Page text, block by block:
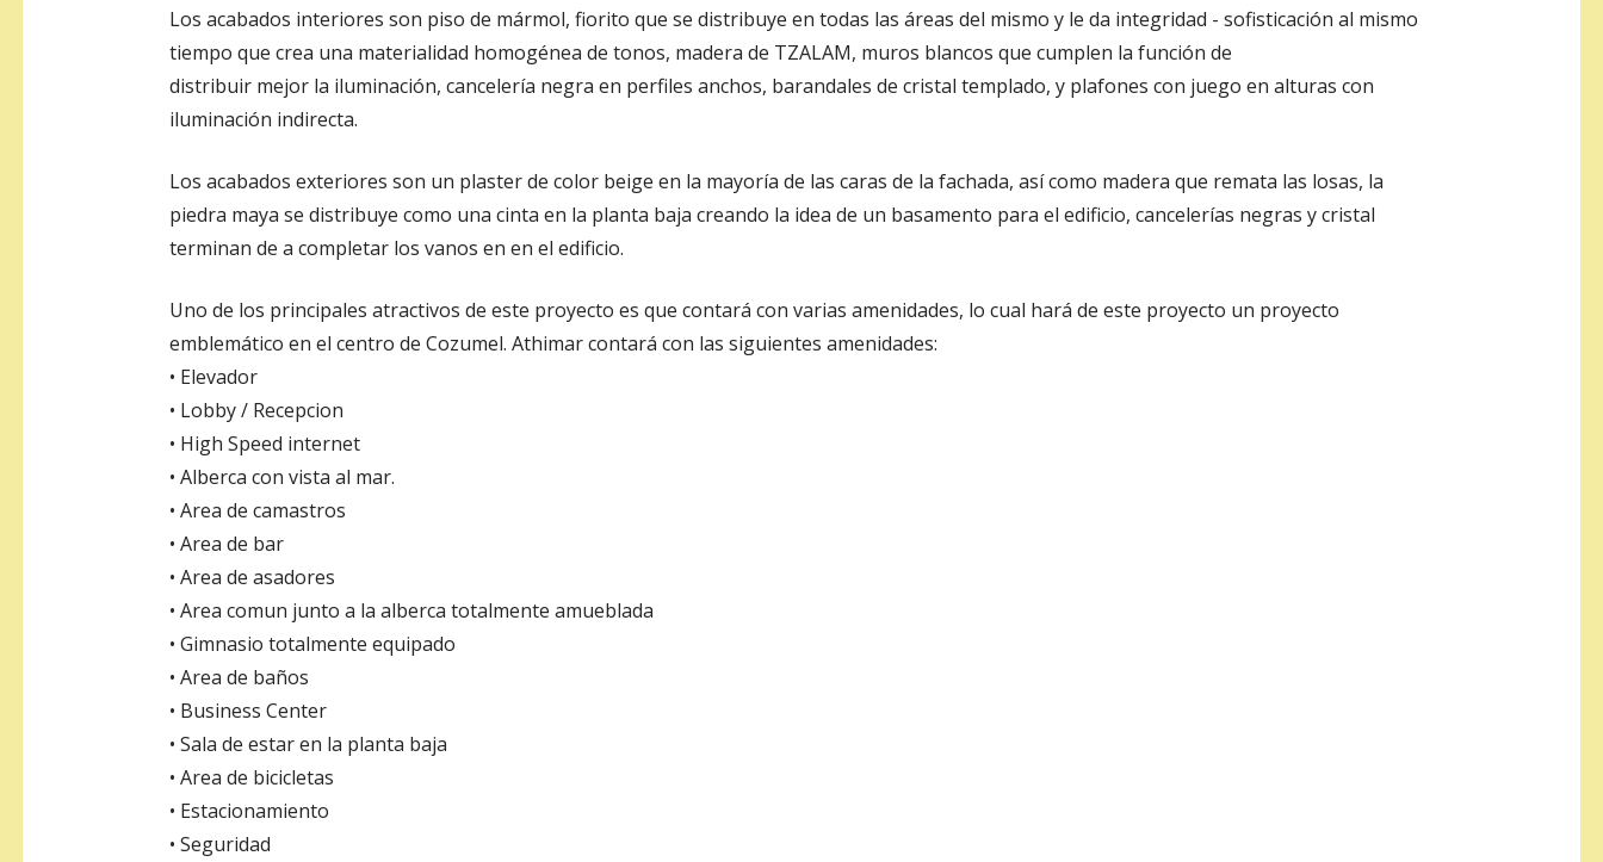
Los acabados interiores son piso de mármol, fiorito que se distribuye en todas las áreas del mismo y le da integridad - sofisticación al mismo
tiempo que crea una materialidad homogénea de tonos, madera de TZALAM, muros blancos que cumplen la función de
distribuir mejor la iluminación, cancelería negra en perfiles anchos, barandales de cristal templado, y plafones con juego en alturas con
iluminación indirecta.
Los acabados exteriores son un plaster de color beige en la mayoría de las caras de la fachada, así como madera que remata las losas, la
piedra maya se distribuye como una cinta en la planta baja creando la idea de un basamento para el edificio, cancelerías negras y cristal
terminan de a completar los vanos en en el edificio.
Uno de los principales atractivos de este proyecto es que contará con varias amenidades, lo cual hará de este proyecto un proyecto
emblemático en el centro de Cozumel. Athimar contará con las siguientes amenidades:
• Elevador
• Lobby / Recepcion
• High Speed internet
• Alberca con vista al mar.
• Area de camastros
• Area de bar
• Area de asadores
• Area comun junto a la alberca totalmente amueblada
• Gimnasio totalmente equipado
• Area de baños
• Business Center
• Sala de estar en la planta baja
• Area de bicicletas
• Estacionamiento
• Seguridad